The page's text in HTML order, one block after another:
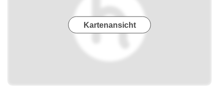
Kartenansicht